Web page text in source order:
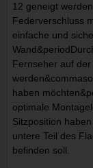
12 geneigt
Federverschluss
einfache und
Fernseher auf
haben
optimale
Sitzposition
untere Teil des
befinden soll.